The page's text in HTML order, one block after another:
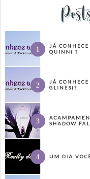
JÁ
QUINN) ?
JÁ
GLINES)?
SHADOW
UM DIA